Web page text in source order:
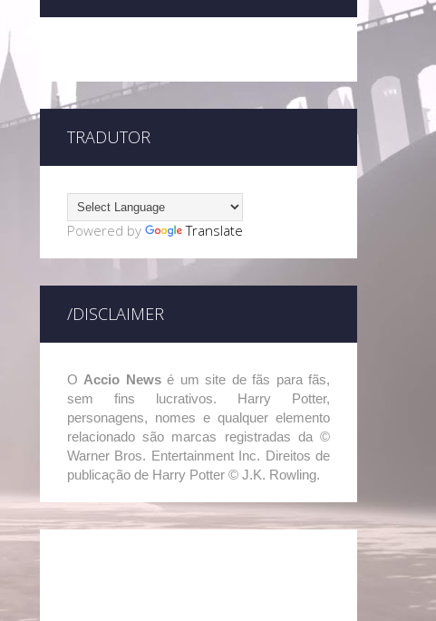
TRADUTOR
Powered by Translate
/DISCLAIMER
O Accio Newsé um site de fãs para fãs,
sem fins lucrativos. Harry Potter,
personagens, nomes e qualquer elemento
relacionado são marcas registradas da ©
Warner Bros. Entertainment Inc. Direitos de
publicação de Harry Potter © J.K. Rowling.